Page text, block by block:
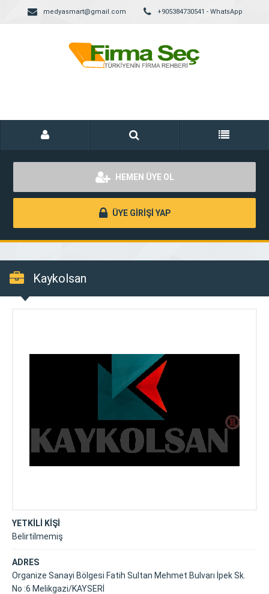
medyasmart@gmail.com +905384730541 - WhatsApp
HEMEN ÜYE OL
ÜYE GİRİŞİ YAP
Kaykolsan
YETKİLİ KİŞİ
Belirtilmemiş
ADRES
Organize Sanayi Bölgesi Fatih Sultan Mehmet Bulvarı İpek Sk.
No :6 Melikgazi/KAYSERİ